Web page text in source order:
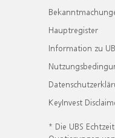
Hauptregister
Information zu
KeyInvest
* Die UBS